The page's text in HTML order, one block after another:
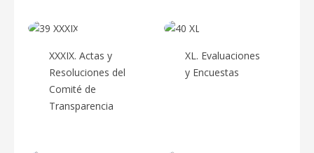
XXXIX. Actas y
Resoluciones del
Comité de
Transparencia
XL. Evaluaciones
y Encuestas